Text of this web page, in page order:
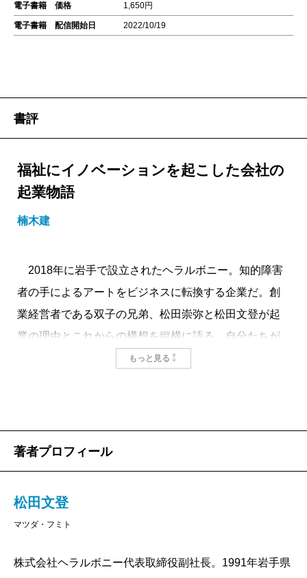
電子書籍 価格 1,650円
電子書籍 配信開始日 2022/10/19
書評
福祉にイノベーションを起こした会社の
起業物語
楠木建
2018年に岩手で設立されたヘラルボニー。知的障害
者の手によるアートをビジネスに転換する企業だ。創
業経営者である双子の兄弟、松田崇弥と松田文登が起
業の理由とこれからの構想を縦横に語る。自分たちが
やろうとしていることが何であって、何ではないの
社名は翔太がノートに繰り返し書いていた文字列だ。3
い、と著者たちは言い切る。それが兄の個性であり、
「普通じゃない」と敬遠され、あるいは「かわいそ
もっと見る
著者プロフィール
松田文登
マツダ・フミト
株式会社ヘラルボニー代表取締役副社長。1991年岩手県